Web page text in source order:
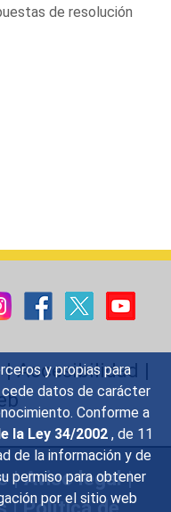
y propias para
cede datos de carácter
Conforme a
la Ley 34/2002 , de 11
de la información y de
permiso para obtener
por el sitio web
de resolución
|Accesibilidad |
|Aviso legal|
|Política de